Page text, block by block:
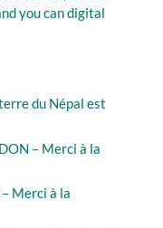
you can digital
du Népal est
– Merci à la
Merci à la